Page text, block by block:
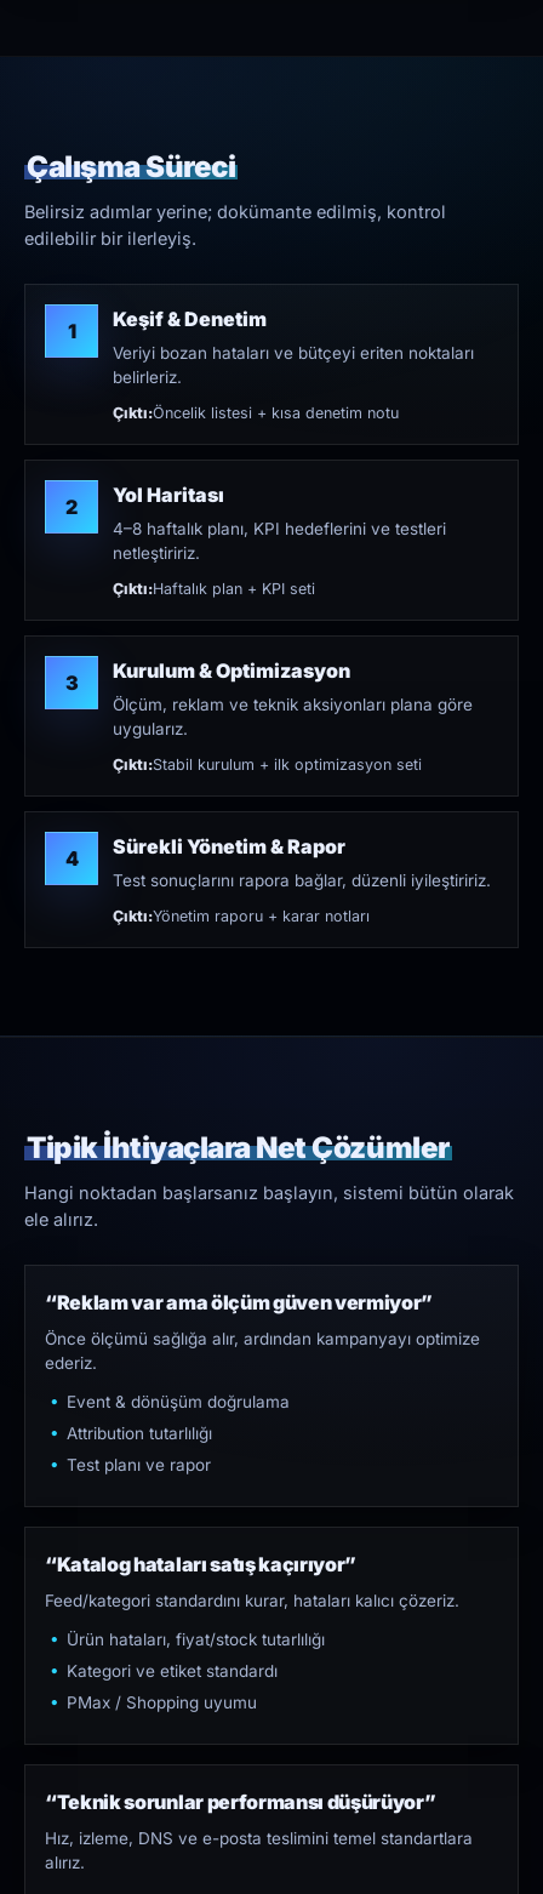
Çalışma Süreci
Belirsiz adımlar yerine; dokümante edilmiş, kontrol
edilebilir bir ilerleyiş.
1 Keşif & Denetim
Veriyi bozan hataları ve bütçeyi eriten noktaları
belirleriz.
Çıktı:Öncelik listesi + kısa denetim notu
2 Yol Haritası
4–8 haftalık planı, KPI hedeflerini ve testleri
netleştiririz.
Çıktı:Haftalık plan + KPI seti
3 Kurulum & Optimizasyon
Ölçüm, reklam ve teknik aksiyonları plana göre
uygularız.
Çıktı:Stabil kurulum + ilk optimizasyon seti
4 Sürekli Yönetim & Rapor
Test sonuçlarını rapora bağlar, düzenli iyileştiririz.
Çıktı:Yönetim raporu + karar notları
Tipik İhtiyaçlara Net Çözümler
Hangi noktadan başlarsanız başlayın, sistemi bütün olarak
ele alırız.
“Reklam var ama ölçüm güven vermiyor”
Önce ölçümü sağlığa alır, ardından kampanyayı optimize
ederiz.
Event & dönüşüm doğrulama
Attribution tutarlılığı
Test planı ve rapor
“Katalog hataları satış kaçırıyor”
Feed/kategori standardını kurar, hataları kalıcı çözeriz.
Ürün hataları, fiyat/stock tutarlılığı
Kategori ve etiket standardı
PMax / Shopping uyumu
“Teknik sorunlar performansı düşürüyor”
Hız, izleme, DNS ve e-posta teslimini temel standartlara
alırız.